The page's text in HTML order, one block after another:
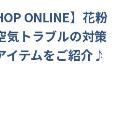
ONLINE】花粉
気トラブルの対策
イテムをご紹介♪